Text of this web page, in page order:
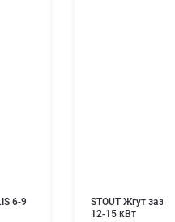
6-9
STOUT Жгут
12-15 кВт